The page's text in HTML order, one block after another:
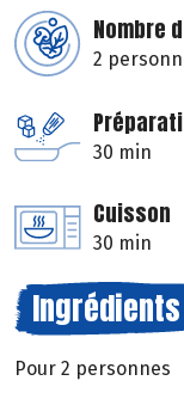
Nombre
2
30 min
Cuisson
30 min
Ingrédients
Pour 2 personnes